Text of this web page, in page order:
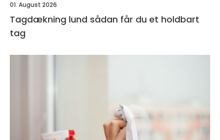
01. August 2026
Tagdækning lund sådan får du et holdbart
tag